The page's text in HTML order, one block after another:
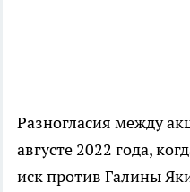
Разногласия между
августе 2022 года,
иск против Галины